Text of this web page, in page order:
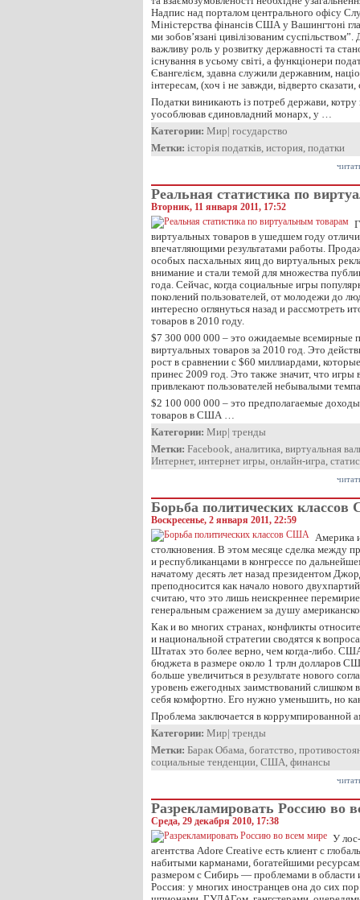
Надпис над порталом центрального офісу
Міністерства фінансів США у Вашингтоні
ми зобов’язані цивілізованим суспільством”.
важливу роль у розвитку державності та
існування в усьому світі, а функціонери
Євангелієм, здавна служили державним,
інтересам, (хоч і не завжди, відверто
Податки виникають із потреб держави,
уособлював єдиновладний монарх, у …
Категории: Мир| государство
Метки: історія податків, история, податки
Реальная статистика по
Вторник, 11 января 2011, 17:52
виртуальных товаров в ушедшем году
впечатляющими результатами работы.
особых пасхальных яиц до виртуальных
внимание и стали темой для множества
года. Сейчас, когда социальные игры
поколений пользователей, от молодежи до
интересно оглянуться назад и рассмотреть
товаров в 2010 году.
$7 300 000 000 – это ожидаемые всемирные
виртуальных товаров за 2010 год. Это
рост в сравнении с $60 миллиардами,
принес 2009 год. Это также значит, что игры
привлекают пользователей небывалыми
$2 100 000 000 – это предполагаемые
товаров в США …
Категории: Мир| тренды
Метки: Facebook, аналитика, виртуальная
Интернет, интернет игры, онлайн-игра,
Борьба политических
Воскресенье, 2 января 2011, 22:59
Америка
столкновения. В этом месяце сделка между
и республиканцами в конгрессе по
начатому десять лет назад президентом
преподносится как начало нового
считаю, что это лишь неискреннее
генеральным сражением за душу
Как и во многих странах, конфликты
и национальной стратегии сводятся к
Штатах это более верно, чем когда-либо.
бюджета в размере около 1 трлн долларов
больше увеличиться в результате нового
уровень ежегодных заимствований слишком
себя комфортно. Его нужно уменьшить, но
Проблема заключается в коррумпированной
Категории: Мир| тренды
Метки: Барак Обама, богатство,
социальные тенденции, США, финансы
Разрекламировать Россию во
Среда, 29 декабря 2010, 17:38
У
агентства Adore Creative есть клиент с
набитыми карманами, богатейшими
размером с Сибирь — проблемами в
Россия: у многих иностранцев она до сих